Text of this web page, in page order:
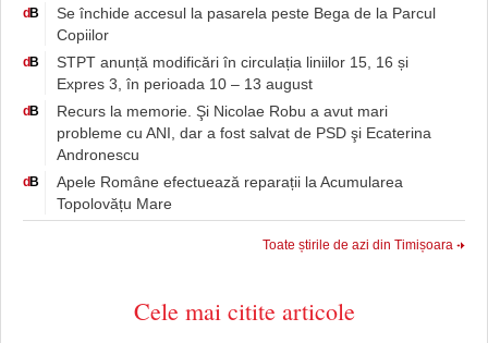
d B
Se închide accesul la pasarela peste Bega de la Parcul
Copiilor
d B
STPT anunță modificări în circulația liniilor 15, 16 și
Expres 3, în perioada 10 – 13 august
d B
Recurs la memorie. Şi Nicolae Robu a avut mari
probleme cu ANI, dar a fost salvat de PSD şi Ecaterina
Andronescu
d B
Apele Române efectuează reparații la Acumularea
Topolovățu Mare
Toate știrile de azi din Timișoara
Cele mai citite articole